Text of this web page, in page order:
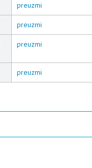
preuzmi
preuzmi
preuzmi
preuzmi